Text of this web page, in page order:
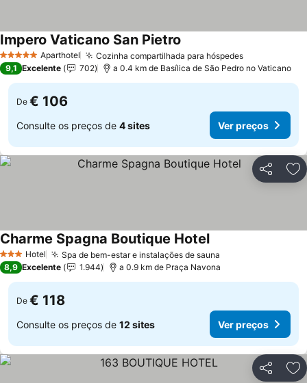
5 Estrelas Aparthotel Cozinha compartilhada para hóspedes
Impero Vaticano San Pietro
9,1 Excelente 702 a 0.4 km de Basílica de São Pedro no Vaticano
De € 106
Consulte os preços de 4 sites Ver preços
Partilhar
3 EstrelasHotel Spa de bem-estar e instalações de sauna
Charme Spagna Boutique Hotel
8,9 Excelente 1.944 a 0.9 km de Praça Navona
De € 118
Consulte os preços de 12 sites Ver preços
Partilhar